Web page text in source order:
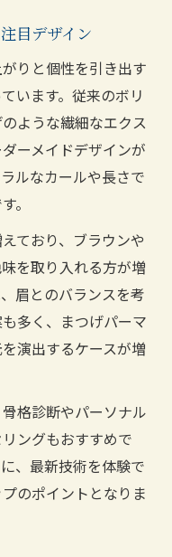
目デザイン
りと個性を引き出す
います。従来のボリ
ような繊細なエクス
ーメイドデザインが
ルなカールや長さで
。
ており、ブラウンや
を取り入れる方が増
眉とのバランスを考
多く、まつげパーマ
演出するケースが増
格診断やパーソナル
ングもおすすめで
、最新技術を体験で
のポイントとなりま